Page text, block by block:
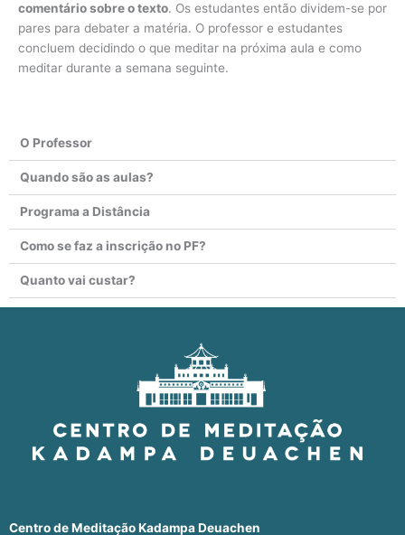
comentário sobre o texto. Os estudantes então dividem-se por
pares para debater a matéria. O professor e estudantes
concluem decidindo o que meditar na próxima aula e como
meditar durante a semana seguinte.
O Professor
Quando são as aulas?
Programa a Distância
Como se faz a inscrição no PF?
Quanto vai custar?
Centro de Meditação Kadampa Deuachen